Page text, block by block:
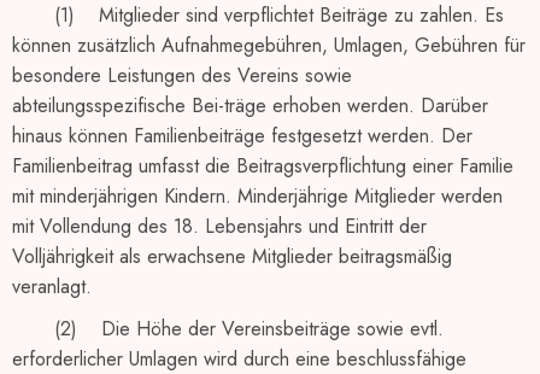
(1) Mitglieder sind verpflichtet Beiträge zu zahlen. Es
können zusätzlich Aufnahmegebühren, Umlagen, Gebühren für
besondere Leistungen des Vereins sowie
abteilungsspezifische Bei-träge erhoben werden. Darüber
hinaus können Familienbeiträge festgesetzt werden. Der
Familienbeitrag umfasst die Beitragsverpflichtung einer Familie
mit minderjährigen Kindern. Minderjährige Mitglieder werden
mit Vollendung des 18. Lebensjahrs und Eintritt der
Volljährigkeit als erwachsene Mitglieder beitragsmäßig
veranlagt.
(2) Die Höhe der Vereinsbeiträge sowie evtl.
erforderlicher Umlagen wird durch eine beschlussfähige